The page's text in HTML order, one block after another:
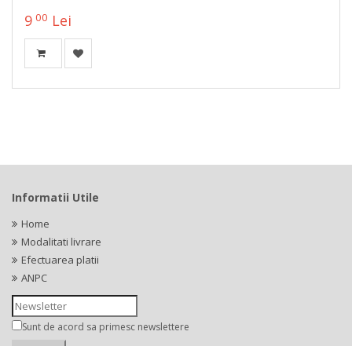
9 00 Lei
Informatii Utile
Home
Modalitati livrare
Efectuarea platii
ANPC
Sunt de acord sa primesc newslettere